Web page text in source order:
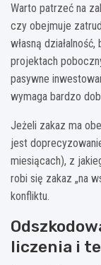
Warto patrzeć na
czy obejmuje
własną
projektach
pasywne
wymaga bardzo
Jeżeli zakaz ma
jest
miesiącach), z
robi się zakaz „na
konfliktu.
liczenia i